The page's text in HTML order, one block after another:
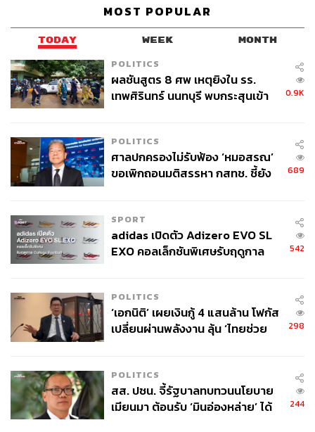
MOST POPULAR
TODAY WEEK MONTH
POLITICS
ผลชันสูตร 8 ศพ เหตุยิงใน รร.
เทพศิรินทร์ นนทบุรี พบกระสุนเข้า
0.9K
POLITICS
ศาลปกครองไม่รับฟ้อง ‘หมอสรณ’
ขอเพิกถอนมติสรรหา กสทช. ชี้ยัง
689
SPORT
adidas เปิดตัว Adizero EVO SL
EXO คอลเล็กชันพิเศษรับฤดูกาล
542
POLITICS
‘เอกนิติ’ เผยเงินกู้ 4 แสนล้าน โฟกัส
เปลี่ยนผ่านพลังงาน ลุ้น ‘ไทยช่วย
298
POLITICS
สส. ปชน. จี้รัฐบาลทบทวนนโยบาย
เมียนมา ต้อนรับ ‘มินอ่องหล่าย’ ได้
244